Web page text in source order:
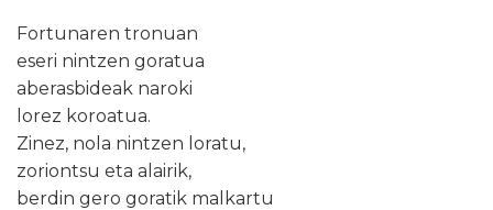
Fortunaren tronuan
eseri nintzen goratua
aberasbideak naroki
lorez koroatua.
Zinez, nola nintzen loratu,
zoriontsu eta alairik,
berdin gero goratik malkartu